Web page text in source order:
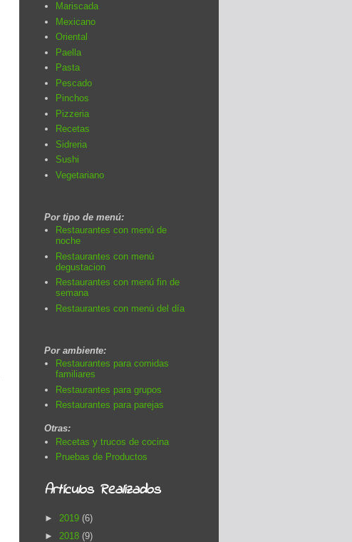
Mariscada
Mexicano
Oriental
Paella
Pasta
Pescado
Pinchos
Pizzeria
Recetas
Sidreria
Sushi
Vegetariano
Por tipo de menú:
Restaurantes con menú de
noche
Restaurantes con menú
degustacion
Restaurantes con menú fin de
semana
Restaurantes con menú del día
Por ambiente:
Restaurantes para comidas
familiares
Restaurantes para grupos
Restaurantes para parejas
Otras:
Recetas y trucos de cocina
Pruebas de Productos
Artículos Realizados
► 2019 (6)
► 2018 (9)